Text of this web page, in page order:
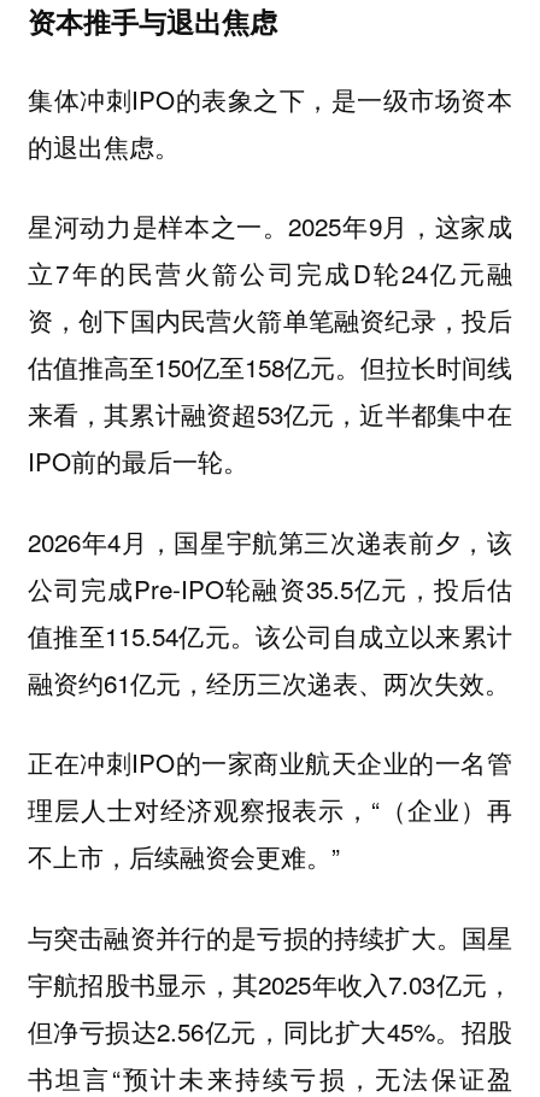
资本推手与退出焦虑
集体冲刺IPO的表象之下，是一级市场资本
的退出焦虑。
星河动力是样本之一。2025年9月，这家成
立7年的民营火箭公司完成D轮24亿元融
资，创下国内民营火箭单笔融资纪录，投后
估值推高至150亿至158亿元。但拉长时间线
来看，其累计融资超53亿元，近半都集中在
IPO前的最后一轮。
2026年4月，国星宇航第三次递表前夕，该
公司完成Pre-IPO轮融资35.5亿元，投后估
值推至115.54亿元。该公司自成立以来累计
融资约61亿元，经历三次递表、两次失效。
正在冲刺IPO的一家商业航天企业的一名管
理层人士对经济观察报表示，“（企业）再
不上市，后续融资会更难。”
与突击融资并行的是亏损的持续扩大。国星
宇航招股书显示，其2025年收入7.03亿元，
但净亏损达2.56亿元，同比扩大45%。招股
书坦言“预计未来持续亏损，无法保证盈